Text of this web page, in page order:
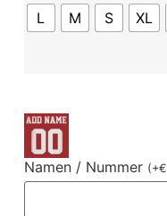
L M S XL
Namen / Nummer (+€